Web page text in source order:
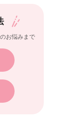
お悩みまで